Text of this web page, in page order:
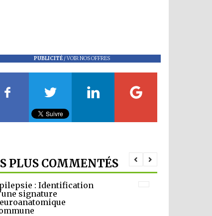
PUBLICITÉ/VOIR NOS OFFRES
PLUS COMMENTÉS
: Identification
signature